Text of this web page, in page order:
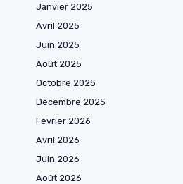
Janvier 2025
Avril 2025
Juin 2025
Août 2025
Octobre 2025
Décembre 2025
Février 2026
Avril 2026
Juin 2026
Août 2026